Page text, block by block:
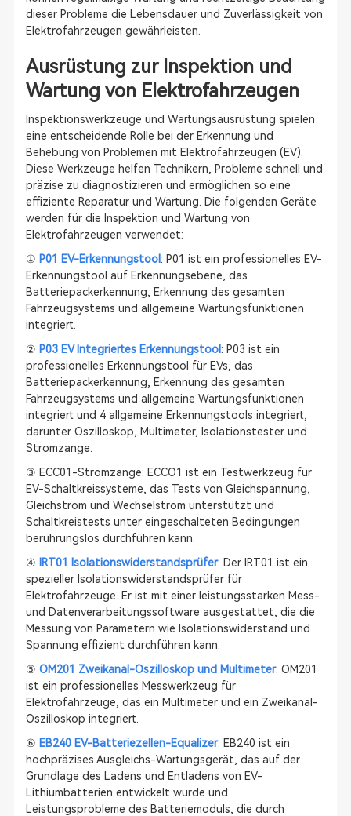
dieser Probleme die Lebensdauer und Zuverlässigkeit von
Elektrofahrzeugen gewährleisten.
Ausrüstung zur Inspektion und
Wartung von Elektrofahrzeugen
Inspektionswerkzeuge und Wartungsausrüstung spielen
eine entscheidende Rolle bei der Erkennung und
Behebung von Problemen mit Elektrofahrzeugen (EV).
Diese Werkzeuge helfen Technikern, Probleme schnell und
präzise zu diagnostizieren und ermöglichen so eine
effiziente Reparatur und Wartung. Die folgenden Geräte
werden für die Inspektion und Wartung von
Elektrofahrzeugen verwendet:
① P01 EV-Erkennungstool : P01 ist ein professionelles EV-
Erkennungstool auf Erkennungsebene, das
Batteriepackerkennung, Erkennung des gesamten
Fahrzeugsystems und allgemeine Wartungsfunktionen
integriert.
② P03 EV Integriertes Erkennungstool : P03 ist ein
professionelles Erkennungstool für EVs, das
Batteriepackerkennung, Erkennung des gesamten
Fahrzeugsystems und allgemeine Wartungsfunktionen
integriert und 4 allgemeine Erkennungstools integriert,
darunter Oszilloskop, Multimeter, Isolationstester und
Stromzange.
③ ECC01-Stromzange: ECCO1 ist ein Testwerkzeug für
EV-Schaltkreissysteme, das Tests von Gleichspannung,
Gleichstrom und Wechselstrom unterstützt und
Schaltkreistests unter eingeschalteten Bedingungen
berührungslos durchführen kann.
④
IRT01 Isolationswiderstandsprüfer: Der IRT01 ist ein
spezieller Isolationswiderstandsprüfer für
Elektrofahrzeuge. Er ist mit einer leistungsstarken Mess-
und Datenverarbeitungssoftware ausgestattet, die die
Messung von Parametern wie Isolationswiderstand und
Spannung effizient durchführen kann.
⑤ OM201 Zweikanal-Oszilloskop und Multimeter: OM201
ist ein professionelles Messwerkzeug für
Elektrofahrzeuge, das ein Multimeter und ein Zweikanal-
Oszilloskop integriert.
⑥ EB240 EV-Batteriezellen-Equalizer: EB240 ist ein
hochpräzises Ausgleichs-Wartungsgerät, das auf der
Grundlage des Ladens und Entladens von EV-
Lithiumbatterien entwickelt wurde und
Leistungsprobleme des Batteriemoduls, die durch